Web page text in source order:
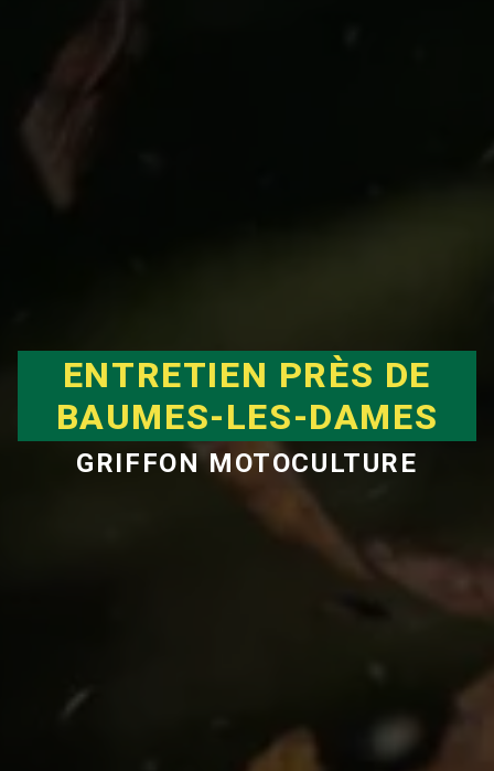
ENTRETIEN PRÈS DE
BAUMES-LES-DAMES
GRIFFON MOTOCULTURE